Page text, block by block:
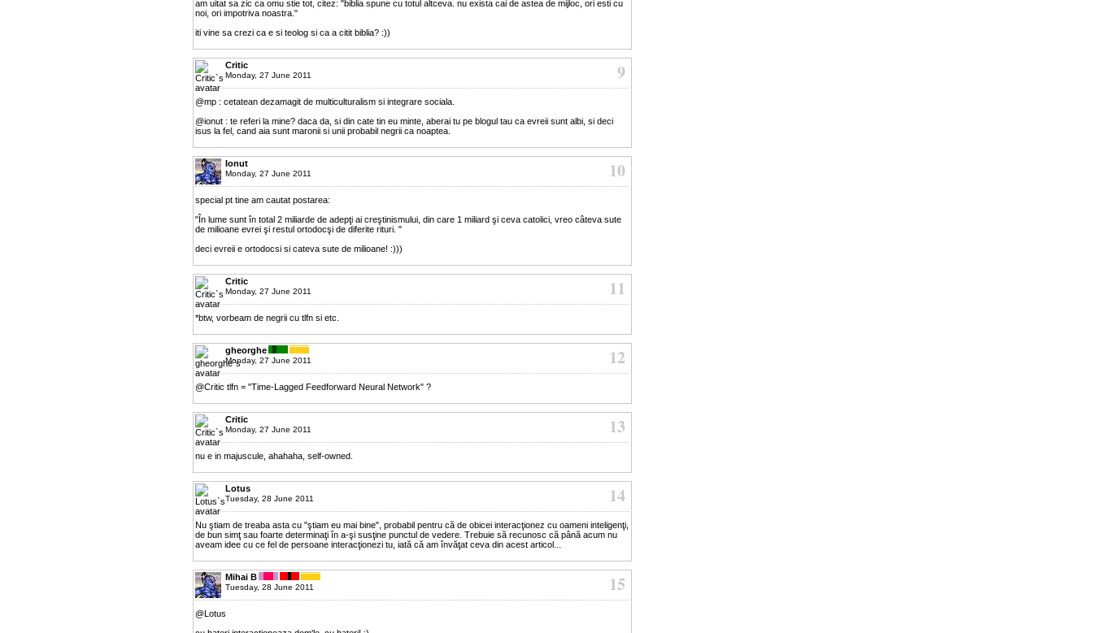
am uitat sa zic ca omu stie tot, citez: "biblia spune cu totul altceva. nu exista cai de astea de mijloc, ori esti cu
noi, ori impotriva noastra."
iti vine sa crezi ca e si teolog si ca a citit biblia? :))
9
Critic
Monday, 27 June 2011
@mp : cetatean dezamagit de multiculturalism si integrare sociala.
@ionut : te referi la mine? daca da, si din cate tin eu minte, aberai tu pe blogul tau ca evreii sunt albi, si deci
isus la fel, cand aia sunt maronii si unii probabil negrii ca noaptea.
10
Ionut
Monday, 27 June 2011
special pt tine am cautat postarea:
"În lume sunt în total 2 miliarde de adepţi ai creştinismului, din care 1 miliard şi ceva catolici, vreo câteva sute
de milioane evrei şi restul ortodocşi de diferite rituri. "
deci evreii e ortodocsi si cateva sute de milioane! :)))
11
Critic
Monday, 27 June 2011
*btw, vorbeam de negrii cu tlfn si etc.
12
gheorghe
Monday, 27 June 2011
@Critic tlfn = "Time-Lagged Feedforward Neural Network" ?
13
Critic
Monday, 27 June 2011
nu e in majuscule, ahahaha, self-owned.
14
Lotus
Tuesday, 28 June 2011
Nu ştiam de treaba asta cu "ştiam eu mai bine", probabil pentru că de obicei interacţionez cu oameni inteligenţi,
de bun simţ sau foarte determinaţi în a-şi susţine punctul de vedere. Trebuie să recunosc că până acum nu
aveam idee cu ce fel de persoane interacţionezi tu, iată că am învăţat ceva din acest articol...
15
Mihai B
Tuesday, 28 June 2011
@Lotus